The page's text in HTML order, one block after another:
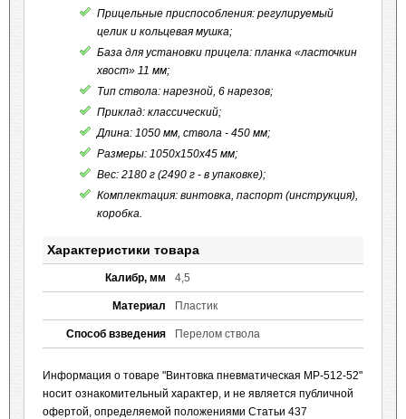
Прицельные приспособления: регулируемый
целик и кольцевая мушка;
База для установки прицела: планка «ласточкин
хвост» 11 мм;
Тип ствола: нарезной, 6 нарезов;
Приклад: классический;
Длина: 1050 мм, ствола - 450 мм;
Размеры: 1050х150х45 мм;
Вес: 2180 г (2490 г - в упаковке);
Комплектация: винтовка, паспорт (инструкция),
коробка.
Характеристики товара
Калибр, мм 4,5
Материал Пластик
Способ взведения Перелом ствола
Информация о товаре "Винтовка пневматическая МР-512-52"
носит ознакомительный характер, и не является публичной
офертой, определяемой положениями Статьи 437